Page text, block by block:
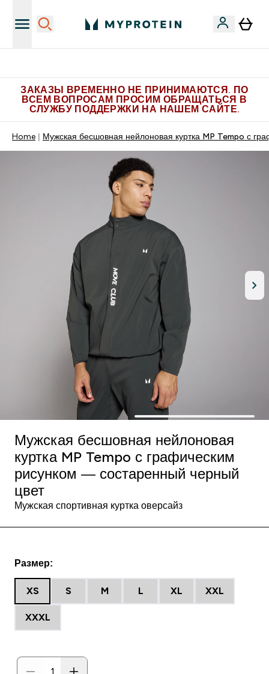
ЗАКАЗЫ ВРЕМЕННО НЕ ПРИНИМАЮТСЯ. ПО
ВСЕМ ВОПРОСАМ ПРОСИМ ОБРАЩАТЬСЯ В
СЛУЖБУ ПОДДЕРЖКИ НА НАШЕМ САЙТЕ.
Home Мужская бесшовная нейлоновая куртка MP Tempo с
Мужская бесшовная нейлоновая
куртка MP Tempo с графическим
рисунком — состаренный черный
цвет
Мужская спортивная куртка оверсайз
Размер:
XS S M L XL XXL
XXXL